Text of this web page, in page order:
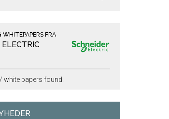
WHITEPAPERS FRA
white papers found.